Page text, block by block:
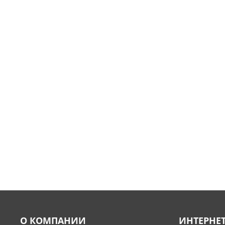
О КОМПАНИИ